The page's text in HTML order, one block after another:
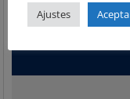
Ajustes